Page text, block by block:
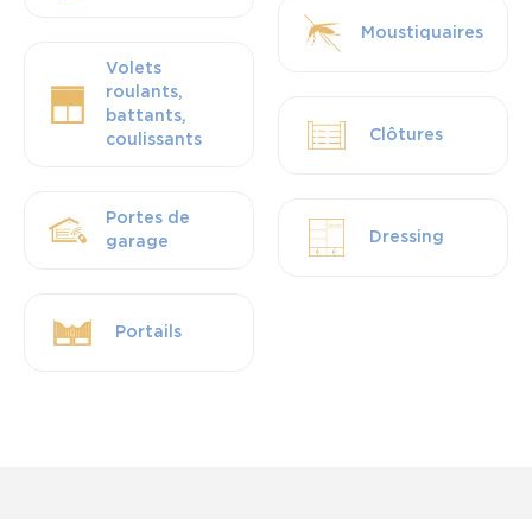
Volets
roulants,
battants,
coulissants
Portes de
garage
Portails
Moustiquaires
Clôtures
Dressing